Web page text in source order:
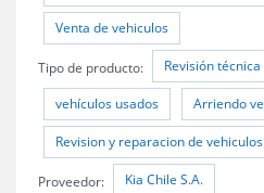
Venta de vehiculos
Tipo de producto: Revisión
vehículos usados Arriendo
Revision y reparacion de vehiculos
Proveedor: Kia Chile S.A.